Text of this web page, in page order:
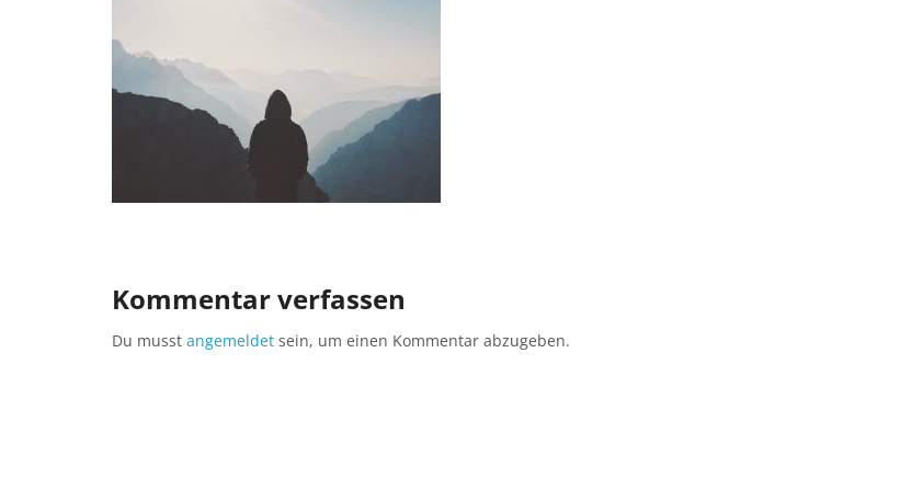
Kommentar verfassen
Du musst angemeldet sein, um einen Kommentar abzugeben.